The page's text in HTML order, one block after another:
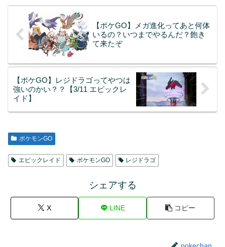
【ポケGO】メガ進化ってあと何体
いるの？いつまでやるんだ？飽き
て来たぞ
【ポケGO】レジドラゴってやつは
強いのかい？？【3/11 エピックレ
イド】
ポケモンGO
エピックレイド ポケモンGO レジドラゴ
シェアする
X LINE コピー